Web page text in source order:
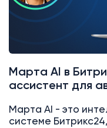
Марта AI в
ассистент для
Марта AI - это
системе